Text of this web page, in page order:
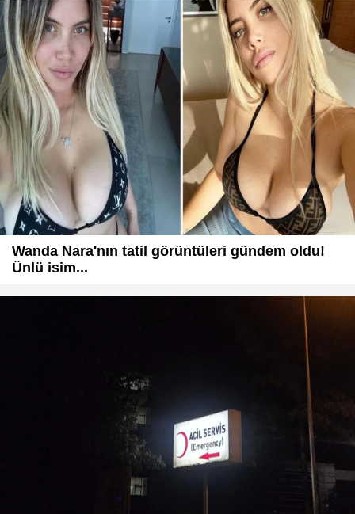
Wanda Nara'nın tatil görüntüleri gündem oldu!
Ünlü isim...